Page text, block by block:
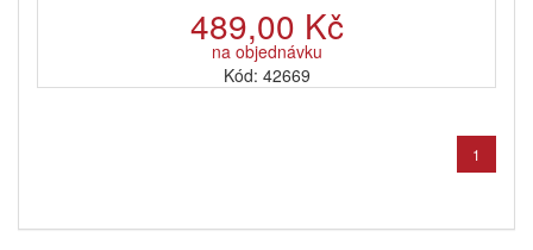
489,00 Kč
na objednávku
Kód: 42669
1